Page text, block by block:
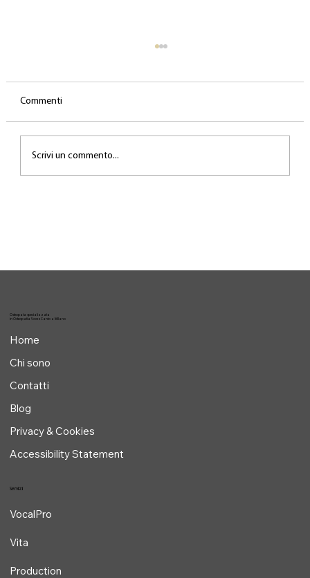
Commenti
Scrivi un commento...
Osteopata specializzata
in Osteopatia Voce e Canto a Milano
Home
Chi sono
Contatti
Blog
Privacy & Cookies
Accessibility Statement
Servizi
VocalPro
Vita
Production